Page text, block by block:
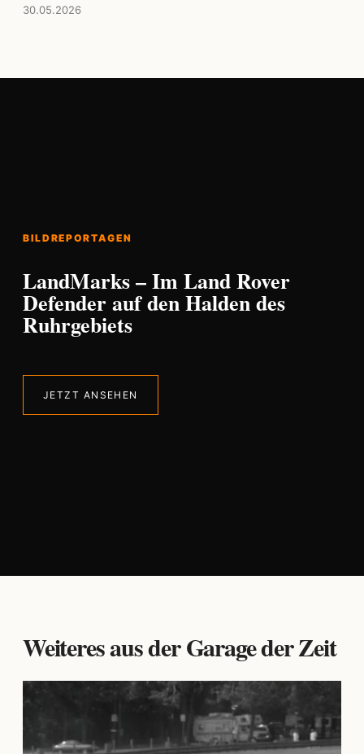
30.05.2026
BILDREPORTAGEN
LandMarks – Im Land Rover
Defender auf den Halden des
Ruhrgebiets
JETZT ANSEHEN
Weiteres aus der Garage der Zeit